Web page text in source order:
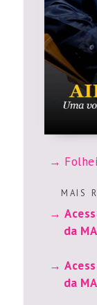
M A I S R
da
da